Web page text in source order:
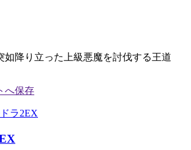
如降り立った上級悪魔を討伐する王道